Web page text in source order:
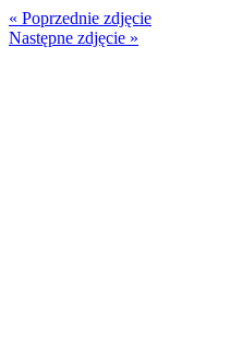
« Poprzednie zdjęcie
Następne zdjęcie »